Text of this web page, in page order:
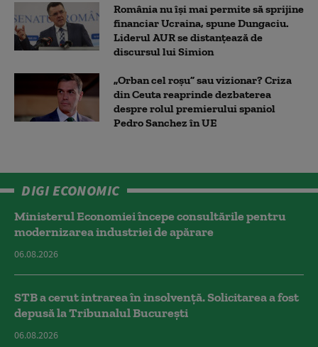
România nu își mai permite să sprijine
financiar Ucraina, spune Dungaciu.
Liderul AUR se distanțează de
discursul lui Simion
„Orban cel roșu” sau vizionar? Criza
din Ceuta reaprinde dezbaterea
despre rolul premierului spaniol
Pedro Sanchez în UE
DIGI ECONOMIC
Ministerul Economiei începe consultările pentru
modernizarea industriei de apărare
06.08.2026
STB a cerut intrarea în insolvență. Solicitarea a fost
depusă la Tribunalul București
06.08.2026